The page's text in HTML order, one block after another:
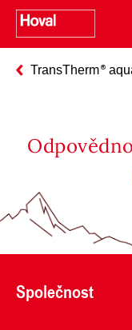
TransTherm
Společnost